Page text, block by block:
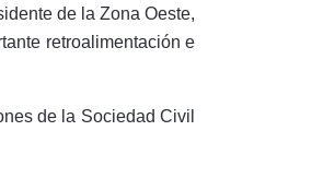
de la Zona Oeste,
retroalimentación e
de la Sociedad Civil